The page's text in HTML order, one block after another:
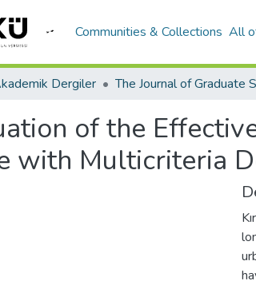
Communities & Collections All
Dergiler
of the
with Multicriteria